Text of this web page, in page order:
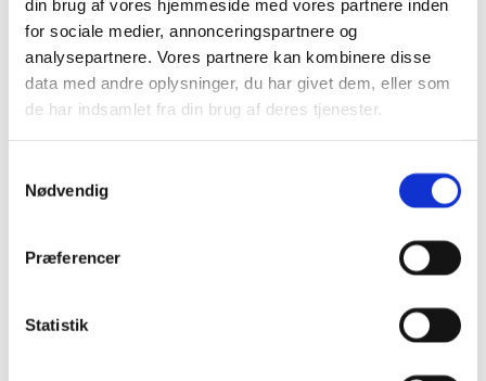
din brug af vores hjemmeside med vores partnere inden
for sociale medier, annonceringspartnere og
analysepartnere. Vores partnere kan kombinere disse
data med andre oplysninger, du har givet dem, eller som
de har indsamlet fra din brug af deres tjenester.
Nødvendig
Præferencer
Statistik
Siddegrupper
Hjørnesofaer
Havebord med stole
Hyndeboks
Havebar
Luksus Loveboats
Liggestole
Tilbehør til Strandkurve Anholt & Sylt